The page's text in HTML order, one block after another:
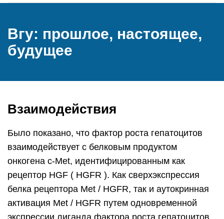
Вгу: прошлое, настоящее,
будущее
Взаимодействия
Было показано, что фактор роста гепатоцитов
взаимодействует с белковым продуктом
онкогена c-Met, идентифицированным как
рецептор HGF ( HGFR ). Как сверхэкспрессия
белка рецептора Met / HGFR, так и аутокринная
активация Met / HGFR путем одновременной
экспрессии лиганда фактора роста гепатоцитов